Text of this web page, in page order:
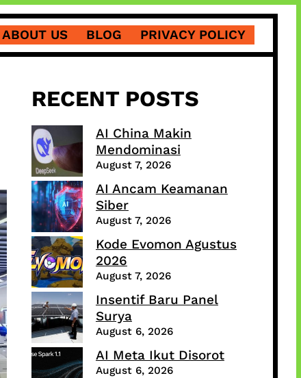
ABOUT US BLOG PRIVACY POLICY
RECENT POSTS
AI China Makin
Mendominasi
August 7, 2026
AI Ancam Keamanan
Siber
August 7, 2026
Kode Evomon Agustus
2026
August 7, 2026
Insentif Baru Panel
Surya
August 6, 2026
AI Meta Ikut Disorot
August 6, 2026